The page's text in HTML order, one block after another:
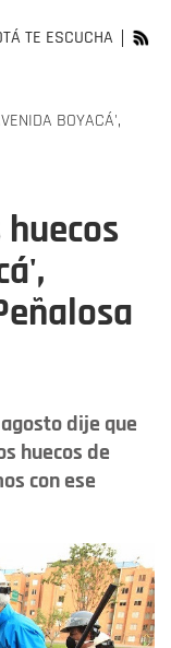
TE ESCUCHA
BOYACÁ',
dije que
huecos de
con ese